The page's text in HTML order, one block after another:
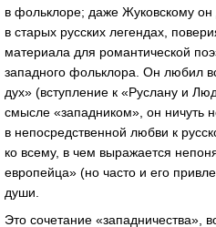
в фольклоре; даже Жуковскому он
в старых русских легендах,
материала для романтической
западного фольклора. Он любил
дух» (вступление к «Руслану и
смысле «западником», он ничуть
в непосредственной любви к
ко всему, в чем выражается
европейца» (но часто и его
души.
Это сочетание «западничества»,